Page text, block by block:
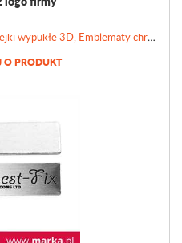
POLINAL® - Emblematy.pl - Naklejki wypukłe 3D, Emblematy chromowane, Tabliczki, Etykiety
O PRODUKT